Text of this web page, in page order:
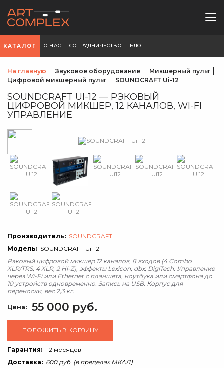
КАТАЛОГ О НАС СОТРУДНИЧЕСТВО БЛОГ
На главную Звуковое оборудование
Микшерный пульт
Цифровой микшерный пульт
SOUNDCRAFT Ui-12
SOUNDCRAFT UI-12 — РЭКОВЫЙ
ЦИФРОВОЙ МИКШЕР, 12 КАНАЛОВ, WI-FI
УПРАВЛЕНИЕ
Производитель: SOUNDCRAFT
Модель: SOUNDCRAFT Ui-12
Рэковый цифровой микшер 12 каналов, 8 входов (4 Combo
XLR/TRS, 4 XLR, 2 Hi-Z), эффекты Lexicon, dbx, DigiTech. Управление
через Wi-Fi или Ethernet с планшета, ноутбука или смартфона до
10 устройств одновременно. Запись на USB. Корпус для
переноски, вес 2,3 кг.
Цена: 55 000 руб.
ПОЛОЖИТЬ В КОРЗИНУ
Гарантия: 12 месяцев
Доставка: 600 руб. (в пределах МКАД)